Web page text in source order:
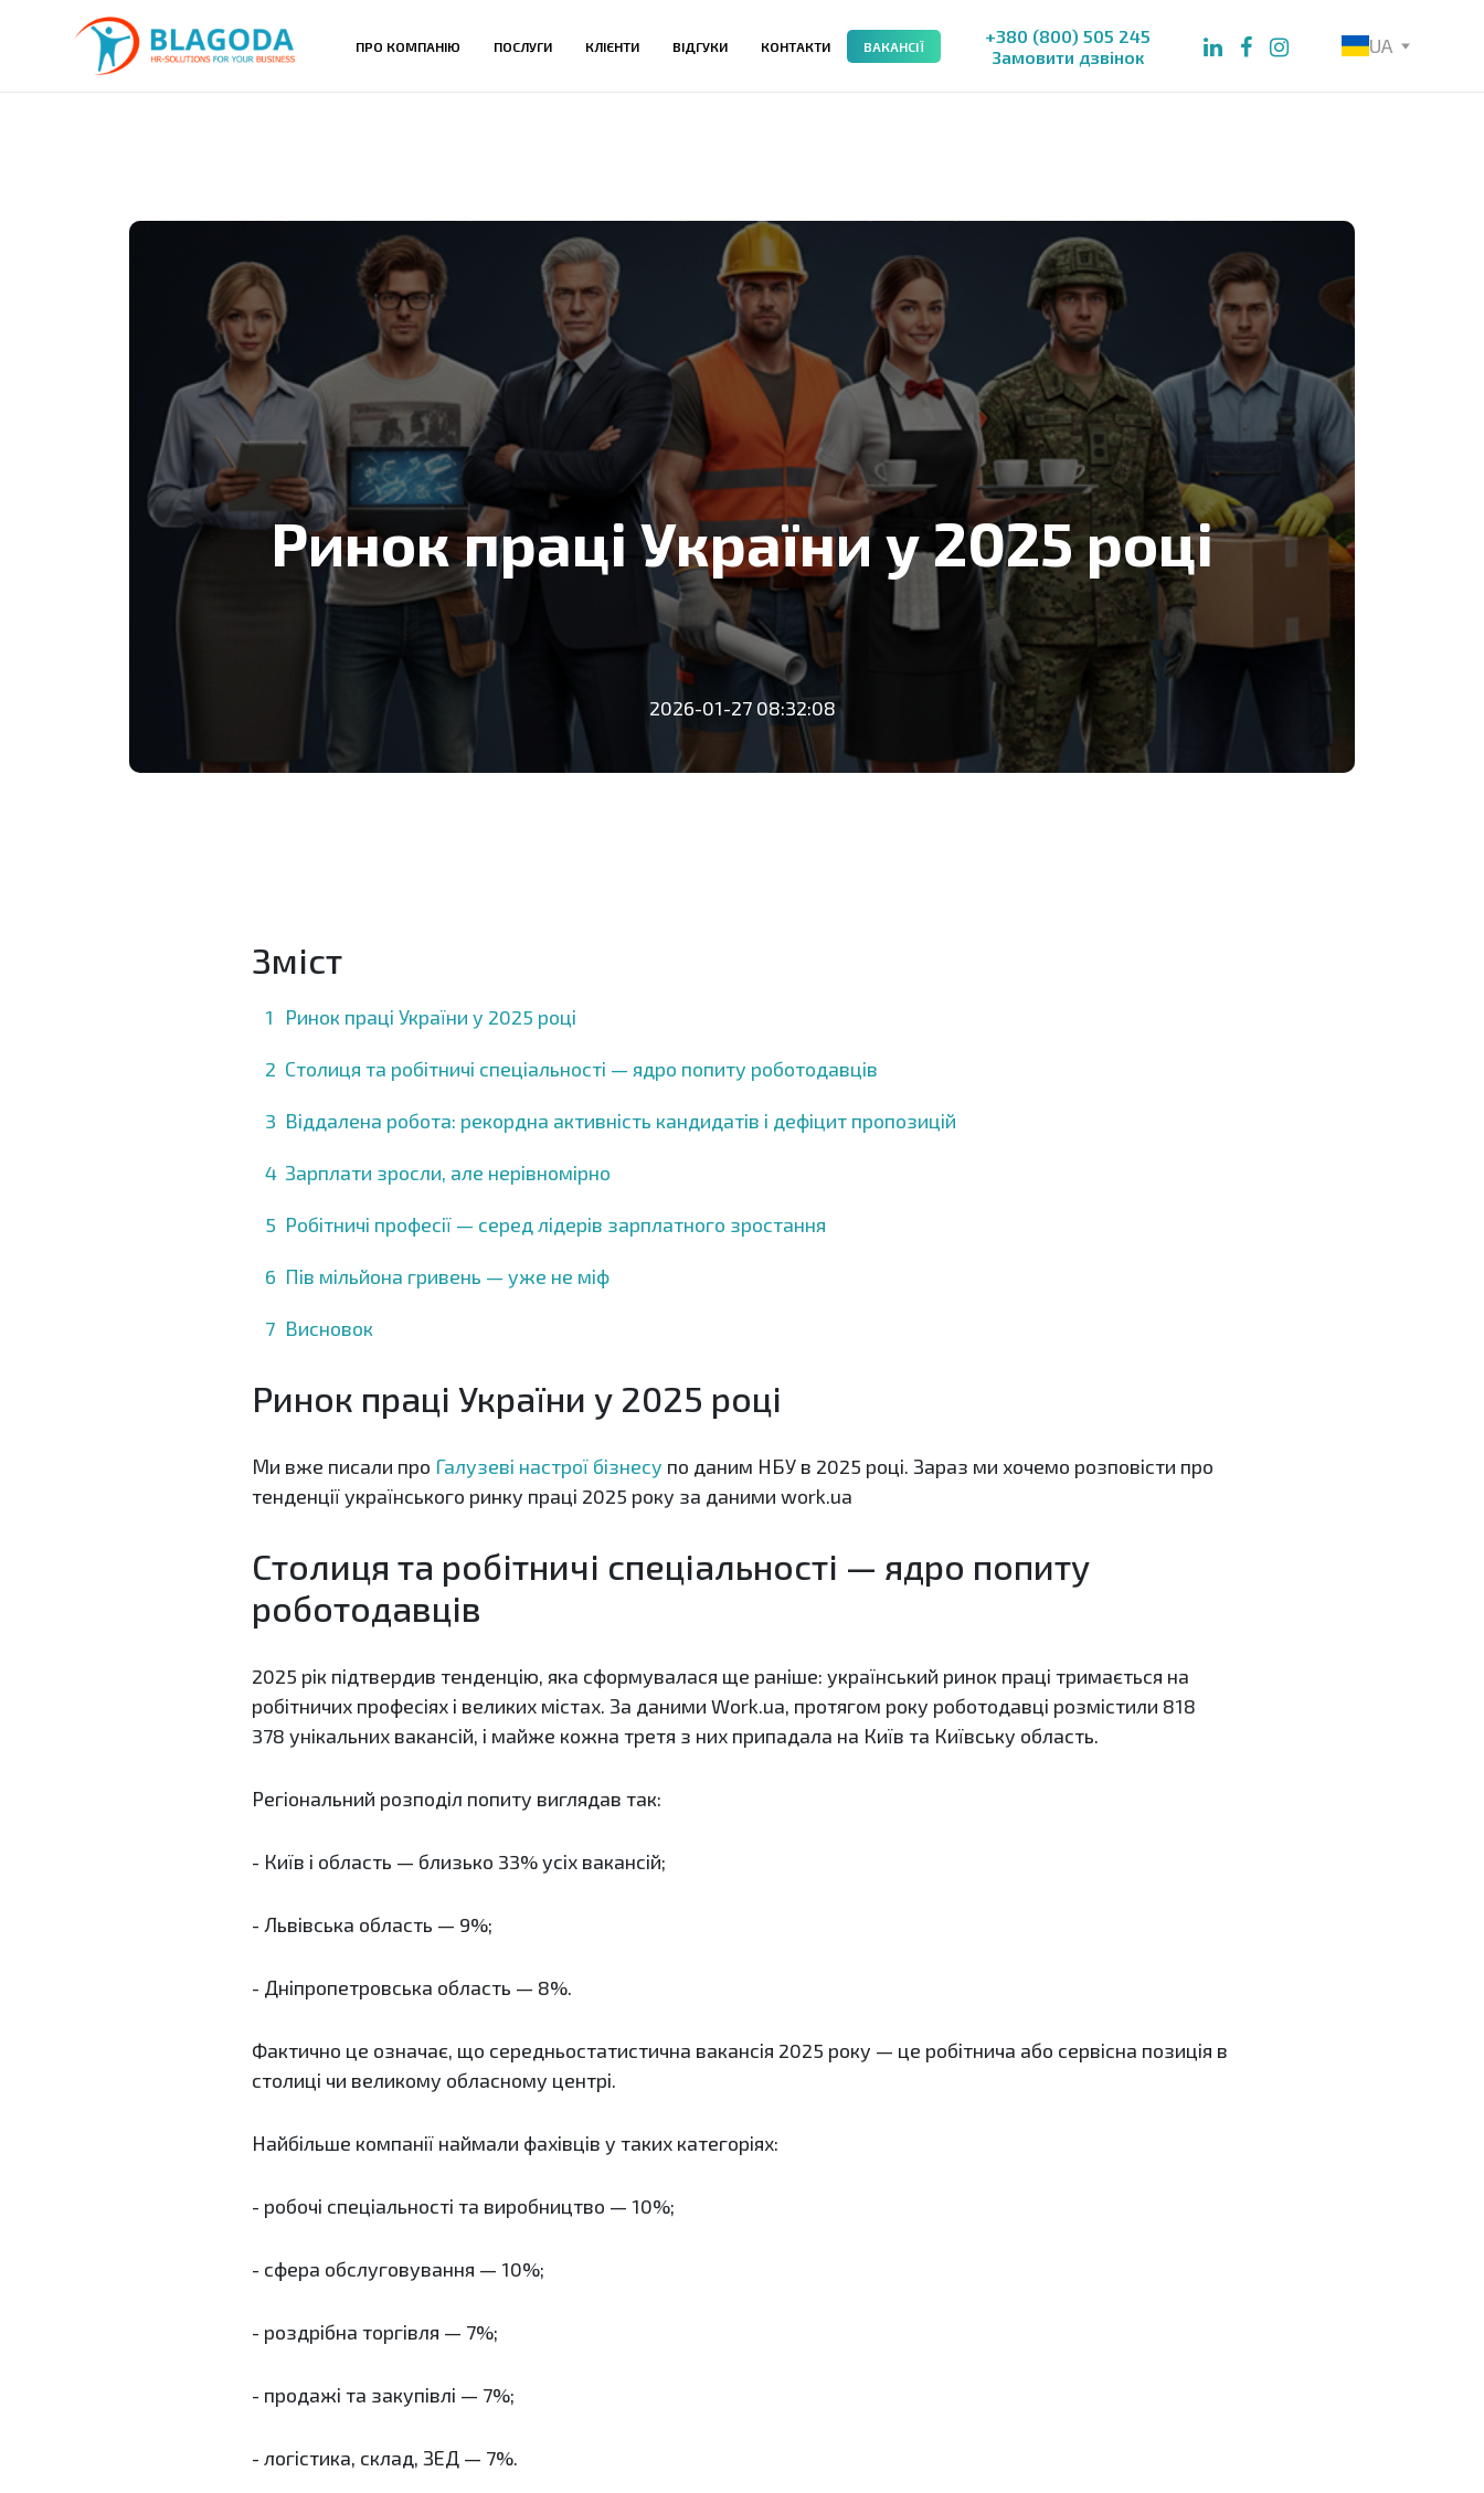
ПРО КОМПАНІЮ ПОСЛУГИ КЛІЄНТИ ВІДГУКИ КОНТАКТИ ВАКАНСІЇ
+380 (800) 505 245
Замовити дзвінок
UA
Ринок праці України у 2025 році
2026-01-27 08:32:08
Зміст
Ринок праці України у 2025 році
Столиця та робітничі спеціальності — ядро попиту роботодавців
Віддалена робота: рекордна активність кандидатів і дефіцит пропозицій
Зарплати зросли, але нерівномірно
Робітничі професії — серед лідерів зарплатного зростання
Пів мільйона гривень — уже не міф
Висновок
Ринок праці України у 2025 році
Ми вже писали про Галузеві настрої бізнесу по даним НБУ в 2025 році. Зараз ми хочемо розповісти про
тенденції українського ринку праці 2025 року за даними work.ua
Столиця та робітничі спеціальності — ядро попиту
роботодавців
2025 рік підтвердив тенденцію, яка сформувалася ще раніше: український ринок праці тримається на
робітничих професіях і великих містах. За даними Work.ua, протягом року роботодавці розмістили 818
378 унікальних вакансій, і майже кожна третя з них припадала на Київ та Київську область.
Регіональний розподіл попиту виглядав так:
- Київ і область — близько 33% усіх вакансій;
- Львівська область — 9%;
- Дніпропетровська область — 8%.
Фактично це означає, що середньостатистична вакансія 2025 року — це робітнича або сервісна позиція в
столиці чи великому обласному центрі.
Найбільше компанії наймали фахівців у таких категоріях:
- робочі спеціальності та виробництво — 10%;
- сфера обслуговування — 10%;
- роздрібна торгівля — 7%;
- продажі та закупівлі — 7%;
- логістика, склад, ЗЕД — 7%.